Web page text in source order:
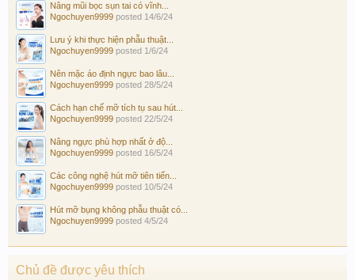
Nâng mũi bọc sụn tai có vĩnh...
Ngochuyen9999 posted 14/6/24
Lưu ý khi thực hiện phẫu thuật...
Ngochuyen9999 posted 1/6/24
Nên mặc áo định ngực bao lâu...
Ngochuyen9999 posted 28/5/24
Cách hạn chế mỡ tích tụ sau hút...
Ngochuyen9999 posted 22/5/24
Nâng ngực phù hợp nhất ở độ...
Ngochuyen9999 posted 16/5/24
Các công nghệ hút mỡ tiên tiến...
Ngochuyen9999 posted 10/5/24
Hút mỡ bụng không phẫu thuật có...
Ngochuyen9999 posted 4/5/24
Chủ đề được yêu thích